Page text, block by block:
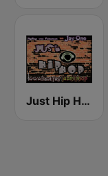
Just Hip Hop Radio